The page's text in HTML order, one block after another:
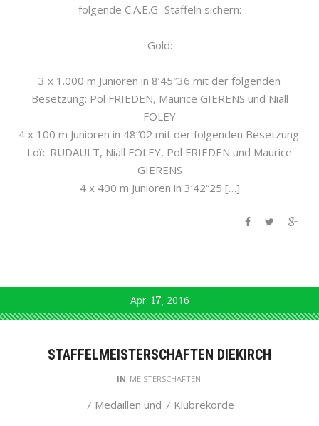
folgende C.A.E.G.-Staffeln sichern:
Gold:
3 x 1.000 m Junioren in 8’45″36 mit der folgenden
Besetzung: Pol FRIEDEN, Maurice GIERENS und Niall
FOLEY
4 x 100 m Junioren in 48“02 mit der folgenden Besetzung:
Loïc RUDAULT, Niall FOLEY, Pol FRIEDEN und Maurice
GIERENS
4 x 400 m Junioren in 3‘42“25 […]
Apr. 17 2016
STAFFELMEISTERSCHAFTEN DIEKIRCH
IN MEISTERSCHAFTEN
7 Medaillen und 7 Klubrekorde